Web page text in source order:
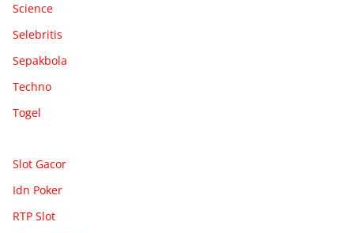
Science
Selebritis
Sepakbola
Techno
Togel
Slot Gacor
Idn Poker
RTP Slot